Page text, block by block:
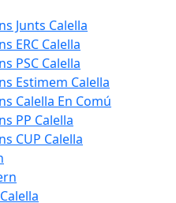
Junts Calella
ERC Calella
PSC Calella
Estimem Calella
Calella En Comú
PP Calella
CUP Calella